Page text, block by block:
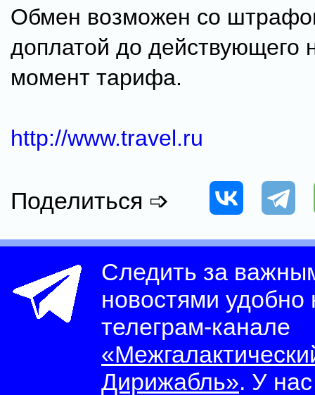
Обмен возможен со
доплатой до действующего
момент тарифа.
http://www.travel.ru
Поделиться ➩
Следить за
новостями
телеграм-канале
Дирижабль». У